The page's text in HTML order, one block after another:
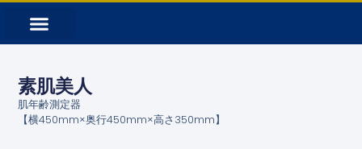
素肌美人
肌年齢測定器
【横450mm×奥行450mm×高さ350mm】